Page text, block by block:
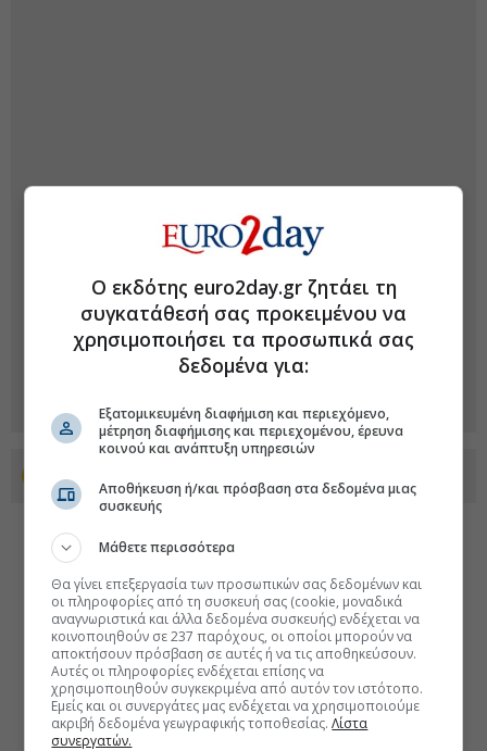
Προσθέστε το euro2day.gr στο Discover
Ο εκδότης euro2day.gr ζητάει τη
συγκατάθεσή σας προκειμένου να
χρησιμοποιήσει τα προσωπικά σας
δεδομένα για:
Εξατομικευμένη διαφήμιση και περιεχόμενο,
μέτρηση διαφήμισης και περιεχομένου, έρευνα
κοινού και ανάπτυξη υπηρεσιών
Αποθήκευση ή/και πρόσβαση στα δεδομένα μιας
συσκευής
Μάθετε περισσότερα
Θα γίνει επεξεργασία των προσωπικών σας δεδομένων και
οι πληροφορίες από τη συσκευή σας (cookie, μοναδικά
αναγνωριστικά και άλλα δεδομένα συσκευής) ενδέχεται να
κοινοποιηθούν σε 237 παρόχους, οι οποίοι μπορούν να
αποκτήσουν πρόσβαση σε αυτές ή να τις αποθηκεύσουν.
Αυτές οι πληροφορίες ενδέχεται επίσης να
χρησιμοποιηθούν συγκεκριμένα από αυτόν τον ιστότοπο.
Εμείς και οι συνεργάτες μας ενδέχεται να χρησιμοποιούμε
ακριβή δεδομένα γεωγραφικής τοποθεσίας.Λίστα
συνεργατών.